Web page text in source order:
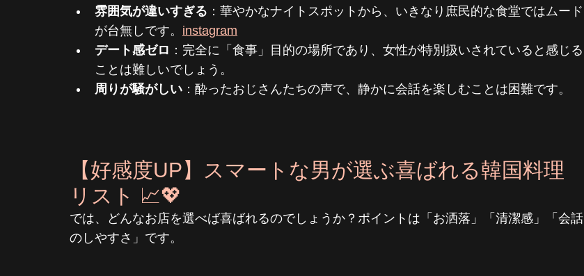
雰囲気が違いすぎる ：華やかなナイトスポットから、いきなり庶民的な食堂ではムード
が台無しです。 instagram
デート感ゼロ ：完全に「食事」目的の場所であり、女性が特別扱いされていると感じる
ことは難しいでしょう。
周りが騒がしい ：酔ったおじさんたちの声で、静かに会話を楽しむことは困難です。
【好感度UP】スマートな男が選ぶ喜ばれる韓国料理
リスト 📈💖
では、どんなお店を選べば喜ばれるのでしょうか？ポイントは「お洒落」「清潔感」「会話
のしやすさ」です。